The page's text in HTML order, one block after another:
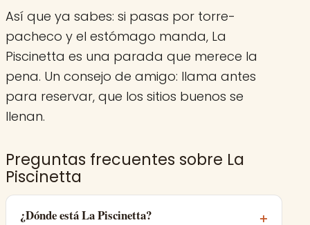
Así que ya sabes: si pasas por torre-
pacheco y el estómago manda, La
Piscinetta es una parada que merece la
pena. Un consejo de amigo: llama antes
para reservar, que los sitios buenos se
llenan.
Preguntas frecuentes sobre La
Piscinetta
¿Dónde está La Piscinetta?